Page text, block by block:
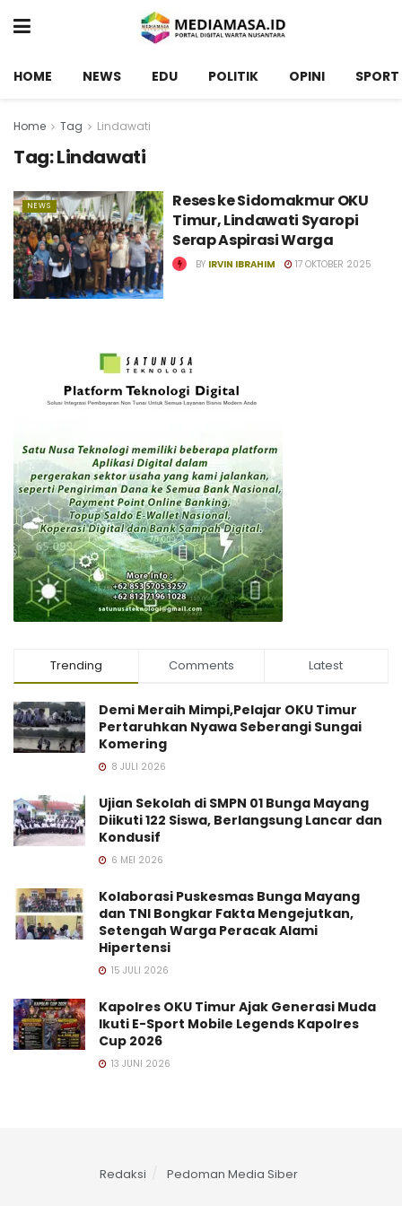
HOME NEWS EDU POLITIK OPINI SPORT
Home Tag Lindawati
Tag:Lindawati
NEWS
Reses ke Sidomakmur OKU
Timur, Lindawati Syaropi
Serap Aspirasi Warga
BY IRVIN IBRAHIM 17 OKTOBER 2025
Trending Comments Latest
Demi Meraih Mimpi,Pelajar OKU Timur
Pertaruhkan Nyawa Seberangi Sungai
Komering
8 JULI 2026
Ujian Sekolah di SMPN 01 Bunga Mayang
Diikuti 122 Siswa, Berlangsung Lancar dan
Kondusif
6 MEI 2026
Kolaborasi Puskesmas Bunga Mayang
dan TNI Bongkar Fakta Mengejutkan,
Setengah Warga Peracak Alami
Hipertensi
15 JULI 2026
Kapolres OKU Timur Ajak Generasi Muda
Ikuti E-Sport Mobile Legends Kapolres
Cup 2026
13 JUNI 2026
Redaksi Pedoman Media Siber